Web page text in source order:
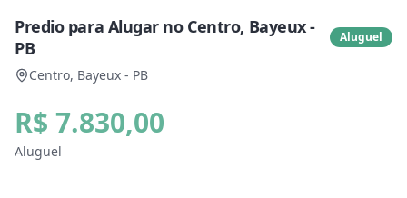
Predio para Alugar no Centro, Bayeux -
PB
Aluguel
Centro, Bayeux - PB
R$ 7.830,00
Aluguel